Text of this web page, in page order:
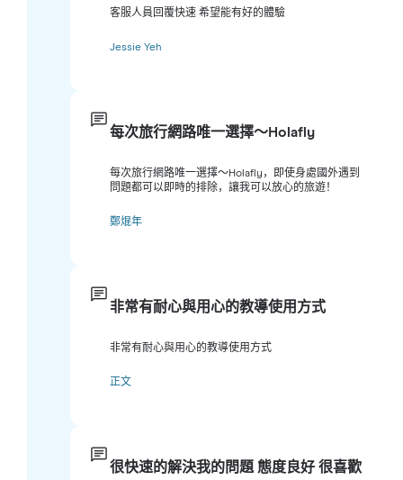
客服人員回覆快速 希望能有好的體驗
Jessie Yeh
每次旅行網路唯一選擇～Holafly
每次旅行網路唯一選擇～Holafly，即使身處國外遇到
問題都可以即時的排除，讓我可以放心的旅遊！
鄭焜年
非常有耐心與用心的教導使用方式
非常有耐心與用心的教導使用方式
正文
很快速的解決我的問題 態度良好 很喜歡